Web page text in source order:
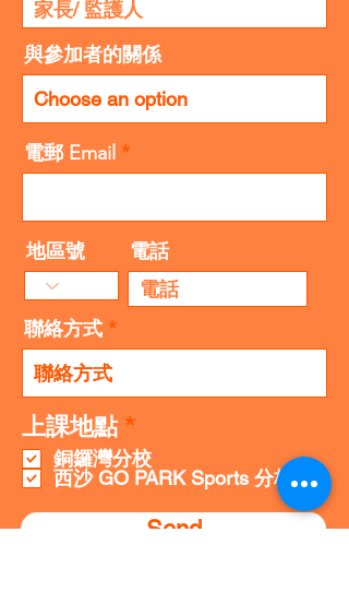
d
與參加者的關係
電郵 Email
地區號 電話
聯絡方式
上課地點 *R
e
q
i
銅鑼灣分校
西沙 GO PARK Sports 分校
Send